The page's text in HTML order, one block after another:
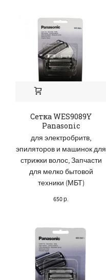
Сетка WES9089Y
Panasonic
для электробритв,
эпиляторов и машинок для
стрижки волос,Запчасти
для мелко бытовой
техники (МБТ)
650р.